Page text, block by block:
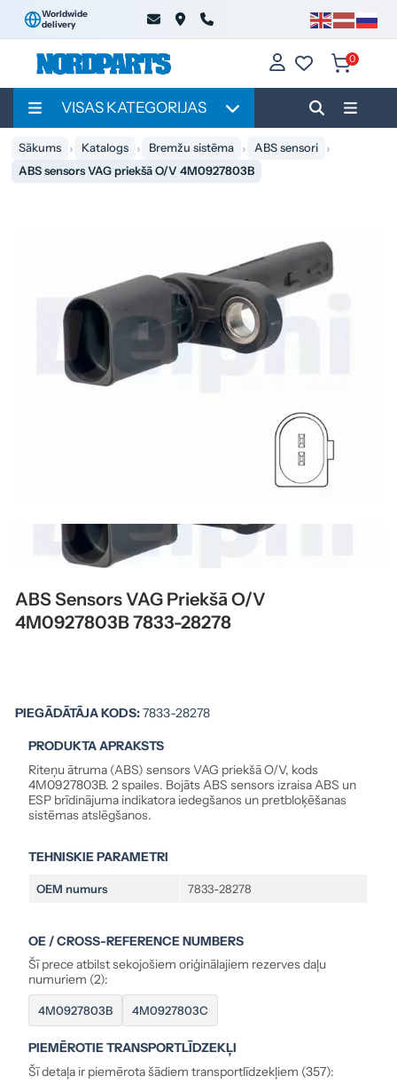
Worldwide
delivery
0
VISAS KATEGORIJAS
Sākums Katalogs Bremžu sistēma
ABS sensori
ABS sensors VAG priekšā O/V 4M0927803B
ABS Sensors VAG Priekšā O/V
4M0927803B 7833-28278
PIEGĀDĀTĀJA KODS:7833-28278
PRODUKTA APRAKSTS
Riteņu ātruma (ABS) sensors VAG priekšā O/V, kods
4M0927803B. 2 spailes. Bojāts ABS sensors izraisa ABS un
ESP brīdinājuma indikatora iedegšanos un pretbloķēšanas
sistēmas atslēgšanos.
TEHNISKIE PARAMETRI
OEM numurs 7833-28278
OE / CROSS-REFERENCE NUMBERS
Šī prece atbilst sekojošiem oriģinālajiem rezerves daļu
numuriem (2):
4M0927803B 4M0927803C
PIEMĒROTIE TRANSPORTLĪDZEKĻI
Šī detaļa ir piemērota šādiem transportlīdzekļiem (357):